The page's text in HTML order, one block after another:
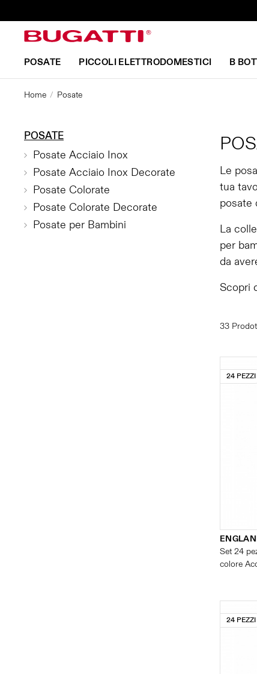
POSATE PICCOLI ELETTRODOMESTICI B
Home Posate
Le
tua
posate
La
per
da
Scopri
33
24 PEZZI
Set 24
colore
24 PEZZI
POSATE
Posate Acciaio Inox
Posate Acciaio Inox Decorate
Posate Colorate
Posate Colorate Decorate
Posate per Bambini